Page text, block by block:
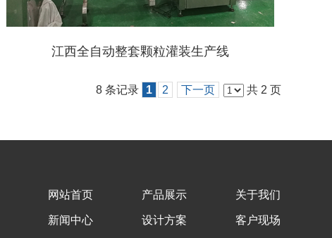
江西全自动整套颗粒灌装生产线
8 条记录 1 2 下一页 共 2 页
网站首页 产品展示 关于我们
新闻中心 设计方案 客户现场